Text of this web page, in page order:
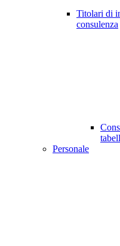
Titolari di
consulenza
Personale